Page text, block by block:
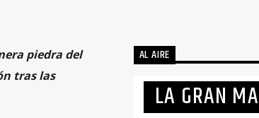
piedra del
tras las
AL AIRE
LA GRAN